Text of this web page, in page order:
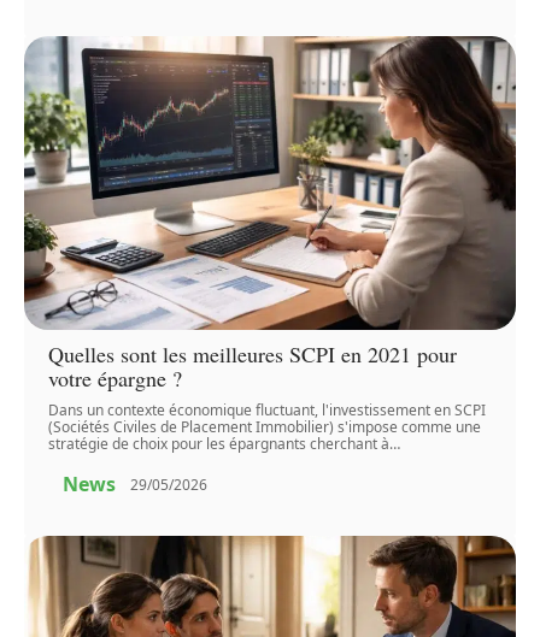
Quelles sont les meilleures SCPI en 2021 pour
votre épargne ?
Dans un contexte économique fluctuant, l'investissement en SCPI
(Sociétés Civiles de Placement Immobilier) s'impose comme une
stratégie de choix pour les épargnants cherchant à…
News 29/05/2026